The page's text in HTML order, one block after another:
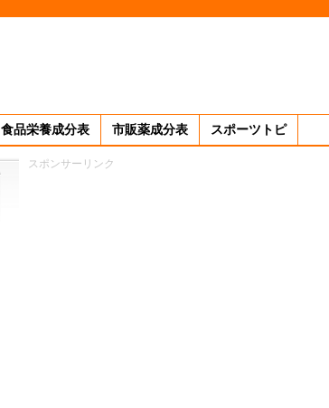
食品栄養成分表 市販薬成分表 スポーツトピ
スポンサーリンク